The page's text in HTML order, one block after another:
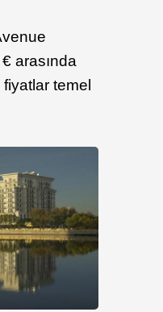
arasında
temel